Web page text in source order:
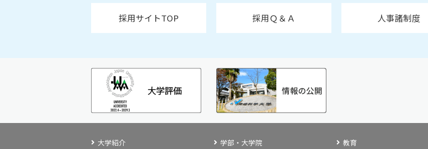
採用サイトTOP 採用Ｑ＆Ａ 人事諸制度
大学紹介 学部・大学院 教育